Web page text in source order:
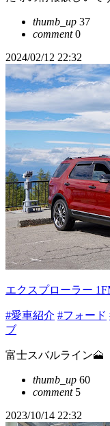
thumb_up 37
comment0
2024/02/12 22:32
エクスプローラー
#愛車紹介 #フォード
ブ
富士スバルライン🗻
thumb_up 60
comment5
2023/10/14 22:32